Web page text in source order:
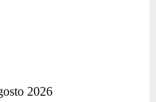
2026